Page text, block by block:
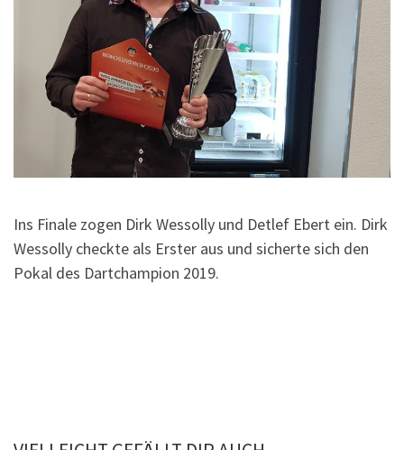
Ins Finale zogen Dirk Wessolly und Detlef Ebert ein. Dirk
Wessolly checkte als Erster aus und sicherte sich den
Pokal des Dartchampion 2019.